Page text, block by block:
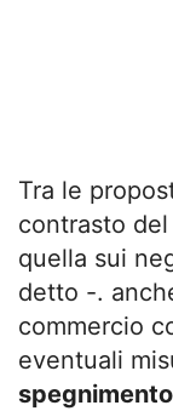
Tra le
contrasto
quella sui
detto -.
commercio
eventuali